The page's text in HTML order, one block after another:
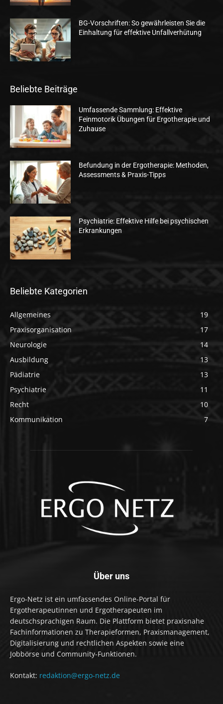
BG-Vorschriften: So gewährleisten Sie die
Einhaltung für effektive Unfallverhütung
Beliebte Beiträge
Umfassende Sammlung: Effektive
Feinmotorik Übungen für Ergotherapie und
Zuhause
Befundung in der Ergotherapie: Methoden,
Assessments & Praxis-Tipps
Psychiatrie: Effektive Hilfe bei psychischen
Erkrankungen
Beliebte Kategorien
Allgemeines
19
Praxisorganisation
17
Neurologie
14
Ausbildung
13
Pädiatrie
13
Psychiatrie
11
Recht
10
Kommunikation
7
Über uns
Ergo-Netz ist ein umfassendes Online-Portal für
Ergotherapeutinnen und Ergotherapeuten im
deutschsprachigen Raum. Die Plattform bietet praxisnahe
Fachinformationen zu Therapieformen, Praxismanagement,
Digitalisierung und rechtlichen Aspekten sowie eine
Jobbörse und Community-Funktionen.
Kontakt: redaktion@ergo-netz.de